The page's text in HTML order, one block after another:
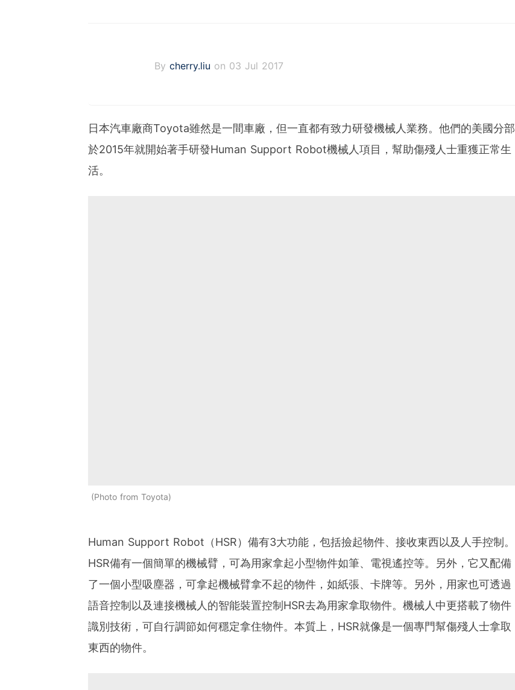
By cherry.liu on 03 Jul 2017
日本汽車廠商Toyota雖然是一間車廠，但一直都有致力研發機械人業務。他們的美國分部
於2015年就開始著手研發Human Support Robot機械人項目，幫助傷殘人士重獲正常生
活。
Photo from Toyota
Human Support Robot（HSR）備有3大功能，包括撿起物件、接收東西以及人手控制。
HSR備有一個簡單的機械臂，可為用家拿起小型物件如筆、電視遙控等。另外，它又配備
了一個小型吸塵器，可拿起機械臂拿不起的物件，如紙張、卡牌等。另外，用家也可透過
語音控制以及連接機械人的智能裝置控制HSR去為用家拿取物件。機械人中更搭載了物件
識別技術，可自行調節如何穩定拿住物件。本質上，HSR就像是一個專門幫傷殘人士拿取
東西的物件。